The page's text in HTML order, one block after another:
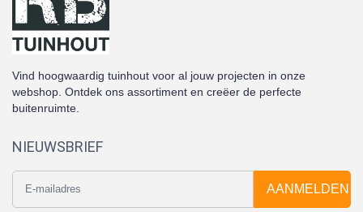
Vind hoogwaardig tuinhout voor al jouw projecten in onze
webshop. Ontdek ons assortiment en creëer de perfecte
buitenruimte.
NIEUWSBRIEF
AANMELDEN